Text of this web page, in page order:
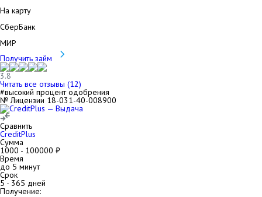
На карту
СберБанк
МИР
Получить займ
3.8
Читать все отзывы (12)
#высокий процент одобрения
№ Лицензии 18-031-40-008900
Сравнить
CreditPlus
Сумма
1000 - 100000 ₽
Время
до 5 минут
Срок
5- 365 дней
Получение: